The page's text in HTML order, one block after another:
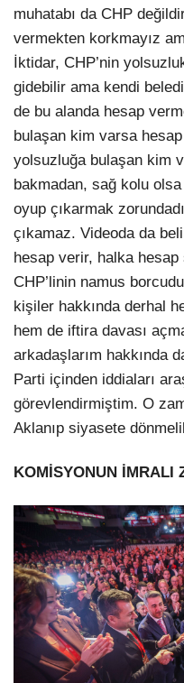
muhatabı da CHP
vermekten korkmayız
İktidar, CHP’nin
gidebilir ama kendi
de bu alanda hesap
bulaşan kim varsa
yolsuzluğa bulaşan kim
bakmadan, sağ kolu
oyup çıkarmak
çıkamaz. Videoda da
hesap verir, halka
CHP’linin namus
kişiler hakkında derhal
hem de iftira davası
arkadaşlarım hakkında
Parti içinden iddiaları
görevlendirmiştim. O
Aklanıp siyasete
KOMİSYONUN İMRALI